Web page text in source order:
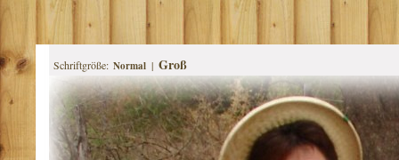
Schriftgröße: Normal | Groß